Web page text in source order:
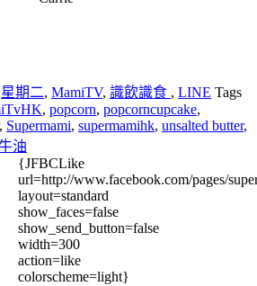
星期二, MamiTV, 識飲識食 , LINE Tags
, popcorn, popcorncupcake,
, Supermami, supermamihk, unsalted butter,
油
{JFBCLike
url=http://www.facebook.com/pages/
layout=standard
show_faces=false
show_send_button=false
width=300
action=like
colorscheme=light}